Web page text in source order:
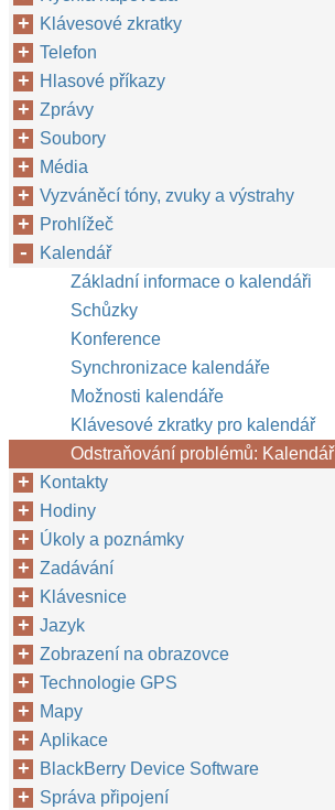
Klávesové zkratky
Telefon
Hlasové příkazy
Zprávy
Soubory
Média
Vyzváněcí tóny, zvuky a výstrahy
Prohlížeč
Kalendář
Základní informace o kalendáři
Schůzky
Konference
Synchronizace kalendáře
Možnosti kalendáře
Klávesové zkratky pro kalendář
Odstraňování problémů: Kalendář
Kontakty
Hodiny
Úkoly a poznámky
Zadávání
Klávesnice
Jazyk
Zobrazení na obrazovce
Technologie GPS
Mapy
Aplikace
BlackBerry Device Software
Správa připojení